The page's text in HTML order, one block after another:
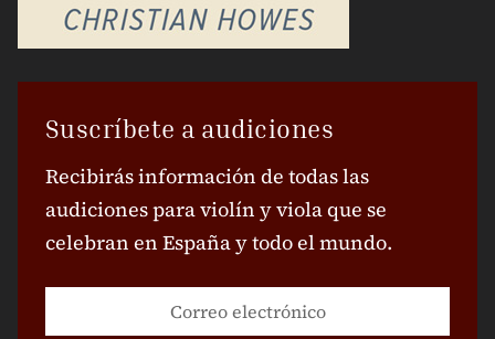
Suscríbete a audiciones
Recibirás información de todas las
audiciones para violín y viola que se
celebran en España y todo el mundo.